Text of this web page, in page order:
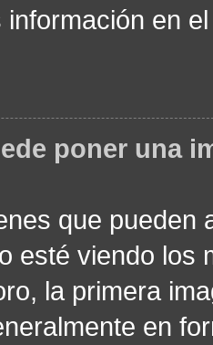
en
poner una
que pueden
esté viendo los
la primera
en